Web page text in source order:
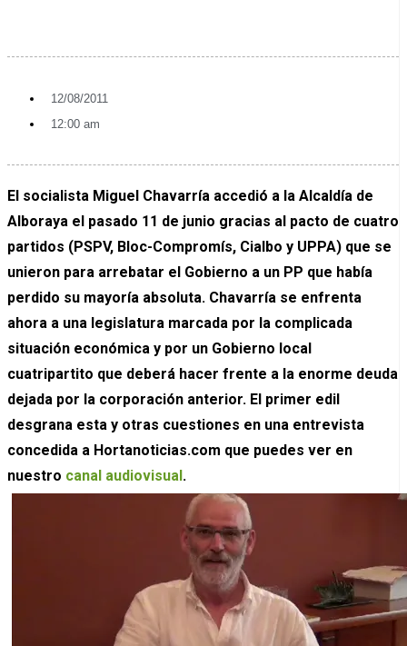
12/08/2011
12:00 am
El socialista Miguel Chavarría accedió a la Alcaldía de
Alboraya el pasado 11 de junio gracias al pacto de cuatro
partidos (PSPV, Bloc-Compromís, Cialbo y UPPA) que se
unieron para arrebatar el Gobierno a un PP que había
perdido su mayoría absoluta. Chavarría se enfrenta
ahora a una legislatura marcada por la complicada
situación económica y por un Gobierno local
cuatripartito que deberá hacer frente a la enorme deuda
dejada por la corporación anterior. El primer edil
desgrana esta y otras cuestiones en una entrevista
concedida a Hortanoticias.com que puedes ver en
nuestro canal audiovisual .